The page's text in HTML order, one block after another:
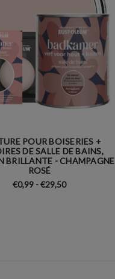
POUR BOISERIES +
DE SALLE DE BAINS,
BRILLANTE - CHAMPAGNE
ROSÉ
€0,99 - €29,50